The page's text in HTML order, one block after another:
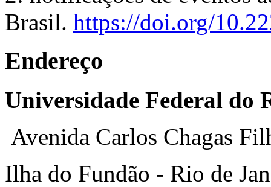
Brasil. https://doi.org/
Endereço
Universidade Federal do
Avenida Carlos Chagas
Ilha do Fundão - Rio de